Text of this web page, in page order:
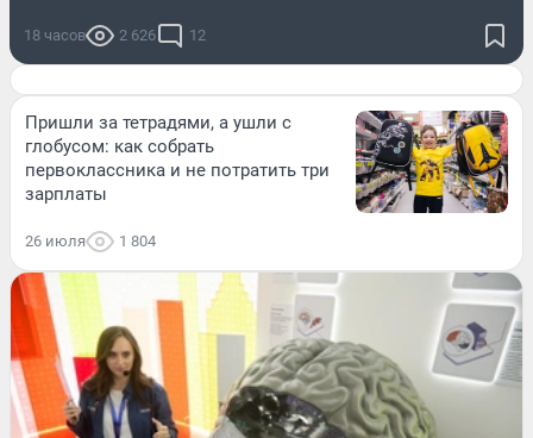
18 часов 2 626 12
Пришли за тетрадями, а ушли с
глобусом: как собрать
первоклассника и не потратить три
зарплаты
26 июля 1 804